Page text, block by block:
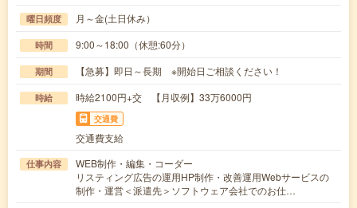
曜日頻度 月～金(土日休み）
時間 9:00～18:00（休憩:60分）
期間 【急募】即日～長期 ※開始日ご相談ください！
時給 時給2100円+交 【月収例】33万6000円
交通費
交通費支給
仕事内容
WEB制作・編集・コーダー
リスティング広告の運用HP制作・改善運用Webサービスの
制作・運営＜派遣先＞ソフトウェア会社でのお仕…